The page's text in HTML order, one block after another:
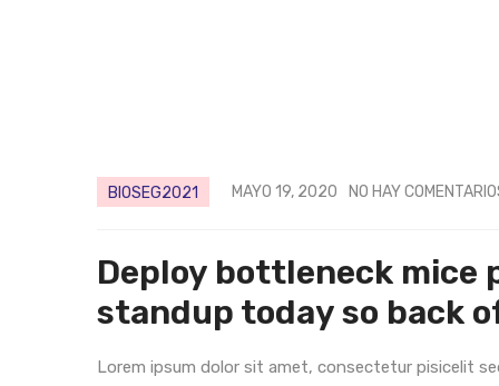
BIOSEG2021 MAYO 19, 2020 NO HAY
Deploy bottleneck mice
standup today so back
Lorem ipsum dolor sit amet, consectetur pisicelit